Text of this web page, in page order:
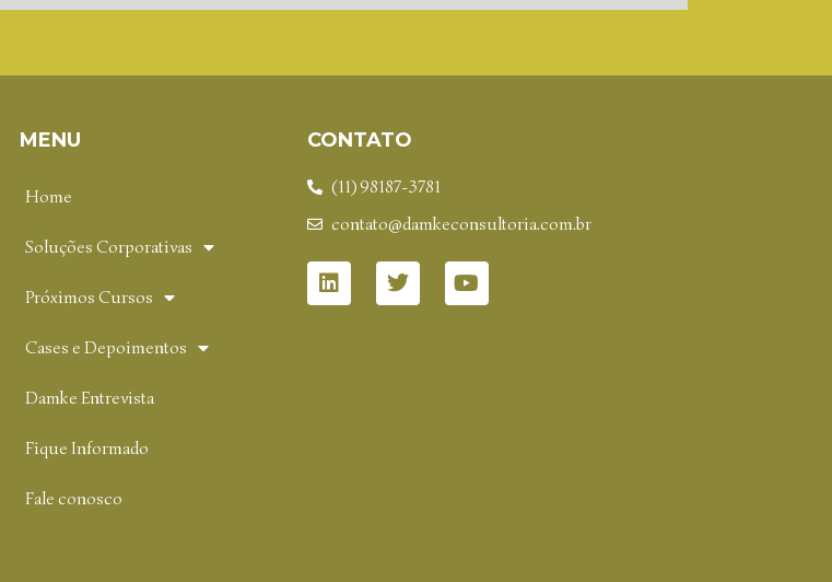
MENU
Home
Soluções Corporativas
Próximos Cursos
Cases e Depoimentos
Damke Entrevista
Fique Informado
Fale conosco
CONTATO
(11) 98187-3781
contato@damkeconsultoria.com.br